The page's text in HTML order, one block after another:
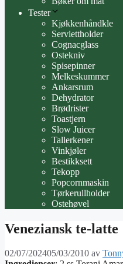
Tester
Kjøkkenhåndkle
Serviettholder
Cognacglass
Ostekniv
Spisepinner
Melkeskummer
Ankarsrum
Dehydrator
Brødrister
Toastjern
Slow Juicer
Tallerkener
Vinkjøler
Bestikksett
Tekopp
Popcornmaskin
Tørkerullholder
Ostehøvel
Veneziansk te-latte
02/07/202405/03/2010 av